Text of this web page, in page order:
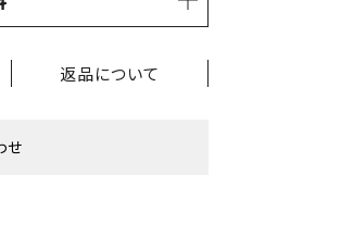
返品について
せ